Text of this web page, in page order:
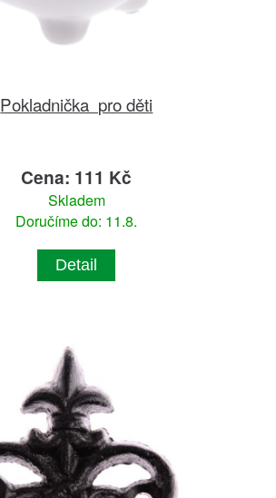
Pokladnička pro děti
Cena: 111 Kč
Skladem
Doručíme do: 11.8.
Detail